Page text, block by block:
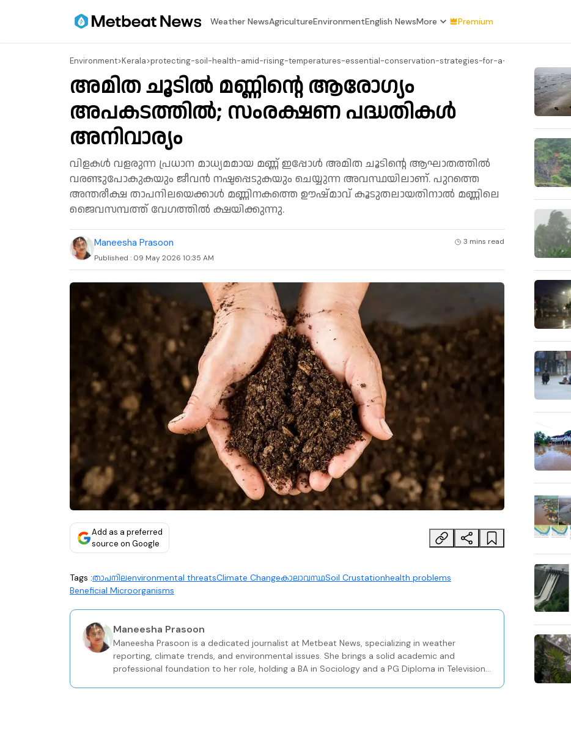
⁠Weather NewsAgricultureEnvironmentEnglish NewsMore Premium
Environment>Kerala>protecting-soil-health-amid-rising-temperatures-essential-conservation-strategies-for-a-changing-climate
അമിത ചൂടിൽ മണ്ണിന്റെ ആരോഗ്യം
അപകടത്തിൽ; സംരക്ഷണ പദ്ധതികൾ
അനിവാര്യം
വിളകൾ വളരുന്ന പ്രധാന മാധ്യമമായ മണ്ണ് ഇപ്പോൾ അമിത ചൂടിന്റെ ആഘാതത്തിൽ
വരണ്ടുപോകുകയും ജീവൻ നഷ്ടപ്പെടുകയും ചെയ്യുന്ന അവസ്ഥയിലാണ്. പുറത്തെ
അന്തരീക്ഷ താപനിലയെക്കാൾ മണ്ണിനകത്തെ ഊഷ്മാവ് കൂടുതലായതിനാൽ മണ്ണിലെ
ജൈവസമ്പത്ത് വേഗത്തിൽ ക്ഷയിക്കുന്നു.
Maneesha Prasoon 3 mins read
Published : 09 May 2026 10:35 AM
Add as a preferred
source on Google
Tags :താപനിലenvironmental threatsClimate Changeകാലാവസ്ഥSoil Crustationhealth problems
Beneficial Microorganisms
Maneesha Prasoon
Maneesha Prasoon is a dedicated journalist at Metbeat News, specializing in weather
reporting, climate trends, and environmental issues. She brings a solid academic and
professional foundation to her role, holding a BA in Sociology and a PG Diploma in Television